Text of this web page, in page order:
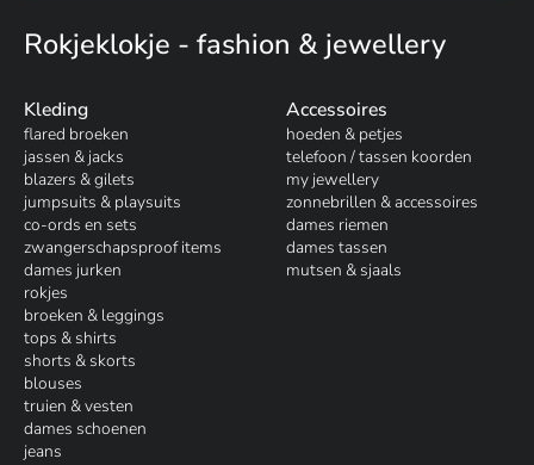
Rokjeklokje - fashion & jewellery
Kleding
flared broeken
jassen & jacks
blazers & gilets
jumpsuits & playsuits
co-ords en sets
zwangerschapsproof items
dames jurken
rokjes
broeken & leggings
tops & shirts
shorts & skorts
blouses
truien & vesten
dames schoenen
jeans
Accessoires
hoeden & petjes
telefoon / tassen koorden
my jewellery
zonnebrillen & accessoires
dames riemen
dames tassen
mutsen & sjaals